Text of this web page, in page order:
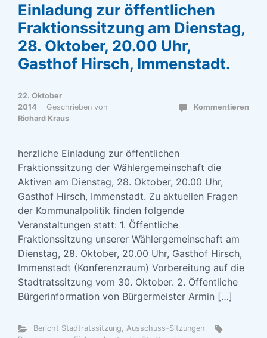
Einladung zur öffentlichen
Fraktionssitzung am Dienstag,
28. Oktober, 20.00 Uhr,
Gasthof Hirsch, Immenstadt.
22. Oktober
2014
Geschrieben von
Richard Kraus
Kommentieren
herzliche Einladung zur öffentlichen
Fraktionssitzung der Wählergemeinschaft die
Aktiven am Dienstag, 28. Oktober, 20.00 Uhr,
Gasthof Hirsch, Immenstadt. Zu aktuellen Fragen
der Kommunalpolitik finden folgende
Veranstaltungen statt: 1. Öffentliche
Fraktionssitzung unserer Wählergemeinschaft am
Dienstag, 28. Oktober, 20.00 Uhr, Gasthof Hirsch,
Immenstadt (Konferenzraum) Vorbereitung auf die
Stadtratssitzung vom 30. Oktober. 2. Öffentliche
Bürgerinformation von Bürgermeister Armin […]
Bericht Stadtratssitzung, Ausschuss-Sitzungen